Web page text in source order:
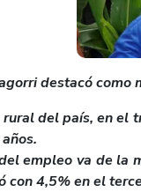
destacó como
rural del país, en
empleo va de la
con 4,5% en el